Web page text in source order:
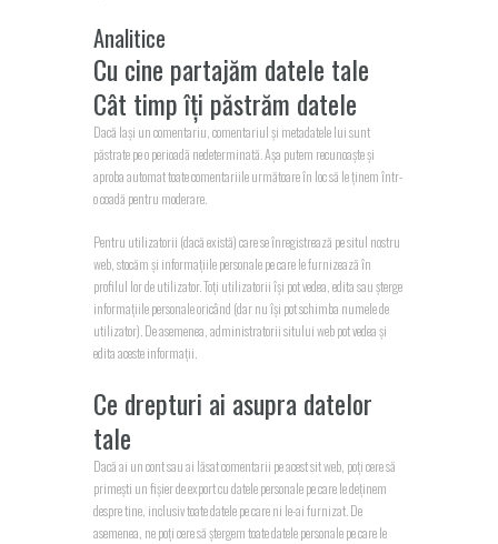
Analitice
Cu cine partajăm datele tale
Cât timp îți păstrăm datele
Dacă lași un comentariu, comentariul și metadatele lui sunt
păstrate pe o perioadă nedeterminată. Așa putem recunoaște și
aproba automat toate comentariile următoare în loc să le ținem într-
o coadă pentru moderare.
Pentru utilizatorii (dacă există) care se înregistrează pe situl nostru
web, stocăm și informațiile personale pe care le furnizează în
profilul lor de utilizator. Toți utilizatorii își pot vedea, edita sau șterge
informațiile personale oricând (dar nu își pot schimba numele de
utilizator). De asemenea, administratorii sitului web pot vedea și
edita aceste informații.
Ce drepturi ai asupra datelor
tale
Dacă ai un cont sau ai lăsat comentarii pe acest sit web, poți cere să
primești un fișier de export cu datele personale pe care le deținem
despre tine, inclusiv toate datele pe care ni le-ai furnizat. De
asemenea, ne poți cere să ștergem toate datele personale pe care le